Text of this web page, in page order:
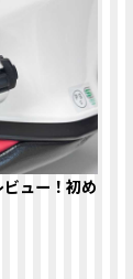
ュー！初め